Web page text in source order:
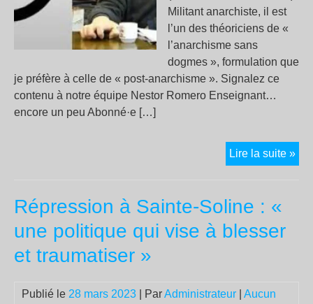
Militant anarchiste, il est
l’un des théoriciens de «
l’anarchisme sans
dogmes », formulation que
je préfère à celle de « post-anarchisme ». Signalez ce
contenu à notre équipe Nestor Romero Enseignant…
encore un peu Abonné·e […]
Lire la suite »Y
a-
Répression à Sainte-Soline : «
une politique qui vise à blesser
et traumatiser »
Publié le 28 mars 2023 | ParAdministrateur
Aucun